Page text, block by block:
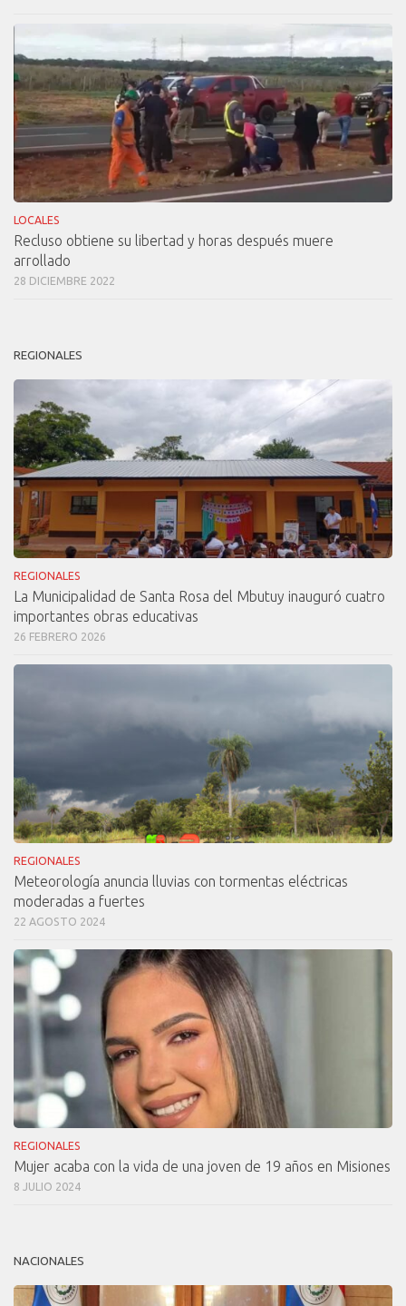
LOCALES
Recluso obtiene su libertad y horas después muere
arrollado
28 DICIEMBRE 2022
REGIONALES
REGIONALES
La Municipalidad de Santa Rosa del Mbutuy inauguró cuatro
importantes obras educativas
26 FEBRERO 2026
REGIONALES
Meteorología anuncia lluvias con tormentas eléctricas
moderadas a fuertes
22 AGOSTO 2024
REGIONALES
Mujer acaba con la vida de una joven de 19 años en Misiones
8 JULIO 2024
NACIONALES